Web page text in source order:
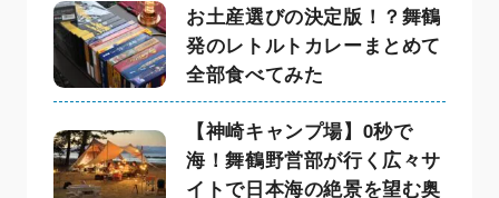
お土産選びの決定版！？舞鶴
発のレトルトカレーまとめて
全部食べてみた
【神崎キャンプ場】0秒で
海！舞鶴野営部が行く広々サ
イトで日本海の絶景を望む奥